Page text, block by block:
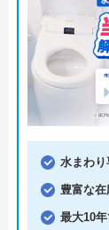
水まわ
豊富な
最大10